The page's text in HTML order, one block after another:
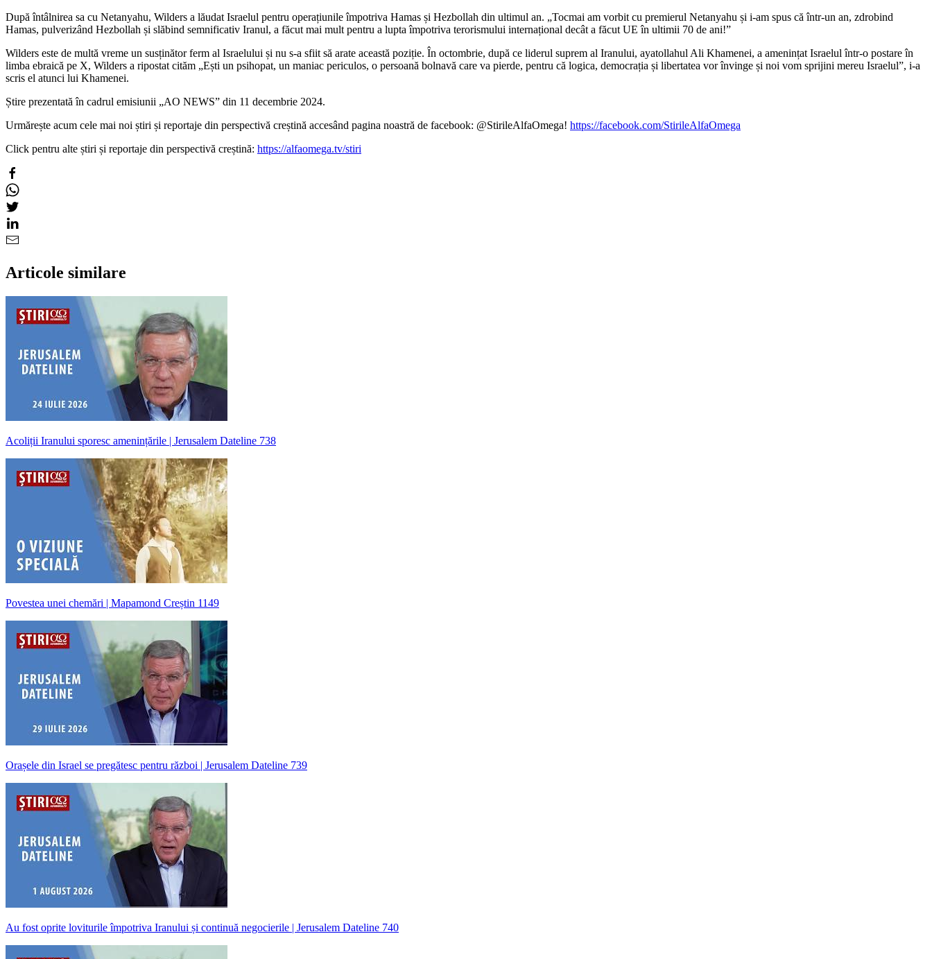
După întâlnirea sa cu Netanyahu, Wilders a lăudat Israelul pentru operațiunile împotriva Hamas și Hezbollah din ultimul an. „Tocmai am vorbit cu premierul Netanyahu și i-am spus că într-un an, zdrobind
Hamas, pulverizând Hezbollah și slăbind semnificativ Iranul, a făcut mai mult pentru a lupta împotriva terorismului internațional decât a făcut UE în ultimii 70 de ani!”
Wilders este de multă vreme un susținător ferm al Israelului și nu s-a sfiit să arate această poziție. În octombrie, după ce liderul suprem al Iranului, ayatollahul Ali Khamenei, a amenințat Israelul într-o postare în
limba ebraică pe X, Wilders a ripostat cităm „Ești un psihopat, un maniac periculos, o persoană bolnavă care va pierde, pentru că logica, democrația și libertatea vor învinge și noi vom sprijini mereu Israelul”, i-a
scris el atunci lui Khamenei.
Știre prezentată în cadrul emisiunii „AO NEWS” din 11 decembrie 2024.
Urmărește acum cele mai noi știri și reportaje din perspectivă creștină accesând pagina noastră de facebook: @StirileAlfaOmega! https://facebook.com/StirileAlfaOmega
Click pentru alte știri și reportaje din perspectivă creștină: https://alfaomega.tv/stiri
Articole similare
Acoliții Iranului sporesc amenințările | Jerusalem Dateline 738
Povestea unei chemări | Mapamond Creștin 1149
Orașele din Israel se pregătesc pentru război | Jerusalem Dateline 739
Au fost oprite loviturile împotriva Iranului și continuă negocierile | Jerusalem Dateline 740